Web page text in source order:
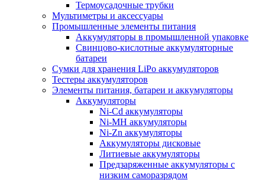
Термоусадочные трубки
Мультиметры и аксессуары
Промышленные элементы питания
Аккумуляторы в промышленной упаковке
Свинцово-кислотные аккумуляторные
батареи
Сумки для хранения LiPo аккумуляторов
Тестеры аккумуляторов
Элементы питания, батареи и аккумуляторы
Аккумуляторы
Ni-Cd аккумуляторы
Ni-MH аккумуляторы
Ni-Zn аккумуляторы
Аккумуляторы дисковые
Литиевые аккумуляторы
Предзаряженные аккумуляторы с
низким саморазрядом